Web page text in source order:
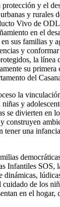
y el
y rurales
Vivo de
en el
sus familias y
y conformar
la línea
su primera
del
la
y
se divierten en
construyen
tener una
Infantiles SOS,
dinámicas,
cuidado de los
en el hogar,